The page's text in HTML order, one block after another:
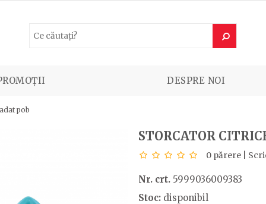
DESPRE NOI
pob
STORCATOR
0 părere|
Nr. crt.5999036009383
Stoc:disponibil